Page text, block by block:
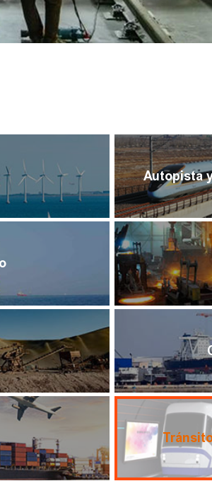
Autopista